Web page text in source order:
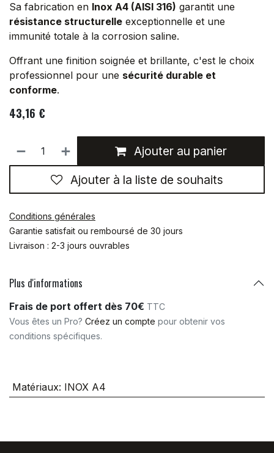
Sa fabrication en Inox A4 (AISI 316) garantit une
résistance structurelle exceptionnelle et une
immunité totale à la corrosion saline.
Offrant une finition soignée et brillante, c'est le choix
professionnel pour une sécurité durable et
conforme.
43,16 €
Ajouter au panier
Ajouter à la liste de souhaits
Conditions générales
Garantie satisfait ou remboursé de 30 jours
Livraison : 2-3 jours ouvrables
Plus d'informations
Frais de port offert dès 70€ TTC
Vous êtes un Pro? Créez un compte pour obtenir vos
conditions spécifiques.
Matériaux: INOX A4